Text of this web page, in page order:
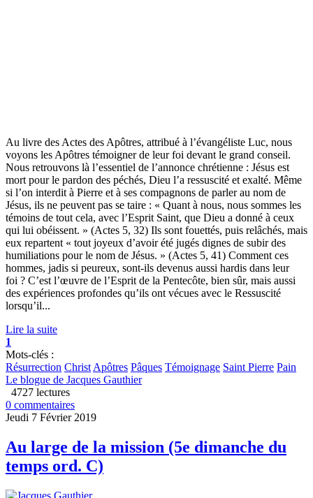
Au livre des Actes des Apôtres, attribué à l’évangéliste Luc, nous
voyons les Apôtres témoigner de leur foi devant le grand conseil.
Nous retrouvons là l’essentiel de l’annonce chrétienne : Jésus est
mort pour le pardon des péchés, Dieu l’a ressuscité et exalté. Même
si l’on interdit à Pierre et à ses compagnons de parler au nom de
Jésus, ils ne peuvent pas se taire : « Quant à nous, nous sommes les
témoins de tout cela, avec l’Esprit Saint, que Dieu a donné à ceux
qui lui obéissent. » (Actes 5, 32) Ils sont fouettés, puis relâchés, mais
eux repartent « tout joyeux d’avoir été jugés dignes de subir des
humiliations pour le nom de Jésus. » (Actes 5, 41) Comment ces
hommes, jadis si peureux, sont-ils devenus aussi hardis dans leur
foi ? C’est l’œuvre de l’Esprit de la Pentecôte, bien sûr, mais aussi
des expériences profondes qu’ils ont vécues avec le Ressuscité
lorsqu’il...
Lire la suite
1
Mots-clés :
Résurrection Christ Apôtres Pâques Témoignage Saint Pierre Pain
Le blogue de Jacques Gauthier
4727 lectures
0 commentaires
Jeudi 7 Février 2019
Au large de la mission (5e dimanche du
temps ord. C)